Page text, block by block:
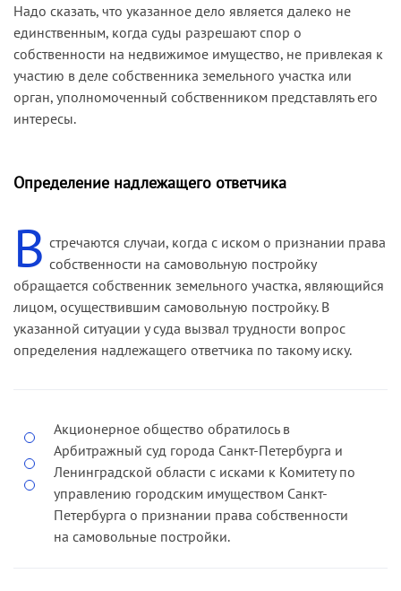
С кассационной жалобой обратился Комитет по
управлению городским имуществом Санкт-
Петербурга.
Отменяя принятое решение и направляя дело
на новое рассмотрение,кассационная
постройку может быть признано только в
осуществившее постройку, и собственник
(владелец) земельного участка.
Спорный объект возведен на земельном участке,
находящемся в государственной собственности.
Полномочия собственника в отношении
осуществляет Комитет по управлению
городским имуществом Санкт-Петербурга,
действующий на основании Положения,
утвержденного постановлением правительства
Санкт-Петербурга. Однако названный Комитет
необоснованно не был привлечен к участию в
Надо сказать, что указанное дело является далеко не
единственным, когда суды разрешают спор о
собственности на недвижимое имущество, не привлекая к
участию в деле собственника земельного участка или
орган, уполномоченный собственником представлять его
интересы.
Определение надлежащего ответчика
В стречаются случаи, когда с иском о признании права
собственности на самовольную постройку
обращается собственник земельного участка, являющийся
лицом, осуществившим самовольную постройку. В
указанной ситуации у суда вызвал трудности вопрос
определения надлежащего ответчика по такому иску.
Акционерное общество обратилось в
Арбитражный суд города Санкт-Петербурга и
Ленинградской области с исками к Комитету по
управлению городским имуществом Санкт-
Петербурга о признании права собственности
на самовольные постройки.